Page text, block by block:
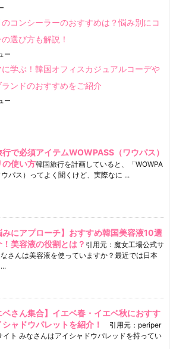
コンシーラーのおすすめは？悩み別にコ
選び方も解説！
ー
学ぶ！韓国オフィスカジュアルコーデや
ンドのおすすめをご紹介
ー
で必須アイテムWOWPASS（ワウパス）
の使い方韓国旅行を計画していると、「WOWPA
パス）ってよく聞くけど、実際なに ...
みにアプローチ】おすすめ韓国美容液10選
！美容液の役割とは？ 引用元：魔女工場公式サ
さんは美容液を使っていますか？最近では日本
ベさん集合】イエベ春・イエベ秋におすす
ャドウパレットを紹介！
引用元：periper
イト みなさんはアイシャドウパレッドを持ってい